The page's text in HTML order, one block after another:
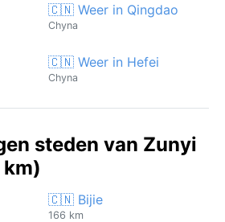
🇨🇳 Weer in Qingdao
Chyna
🇨🇳 Weer in Hefei
Chyna
steden van Zunyi
🇨🇳 Bijie
166 km